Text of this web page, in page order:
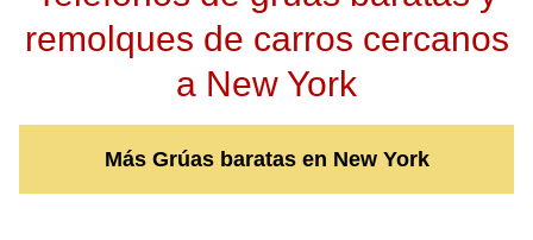
remolques de carros cercanos
a New York
Más Grúas baratas en New York